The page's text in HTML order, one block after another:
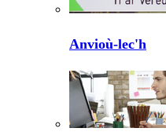
Anvioù-lec'h